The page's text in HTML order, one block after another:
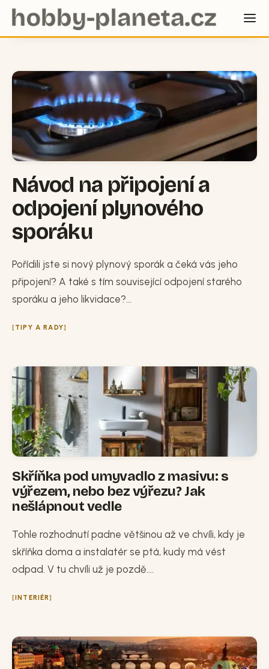
Návod na připojení a
odpojení plynového
sporáku
Pořídili jste si nový plynový sporák a čeká vás jeho
připojení? A také s tím související odpojení starého
sporáku a jeho likvidace?...
TIPY A RADY
Skříňka pod umyvadlo z masivu: s
výřezem, nebo bez výřezu? Jak
nešlápnout vedle
Tohle rozhodnutí padne většinou až ve chvíli, kdy je
skříňka doma a instalatér se ptá, kudy má vést
odpad. V tu chvíli už je pozdě....
INTERIÉR